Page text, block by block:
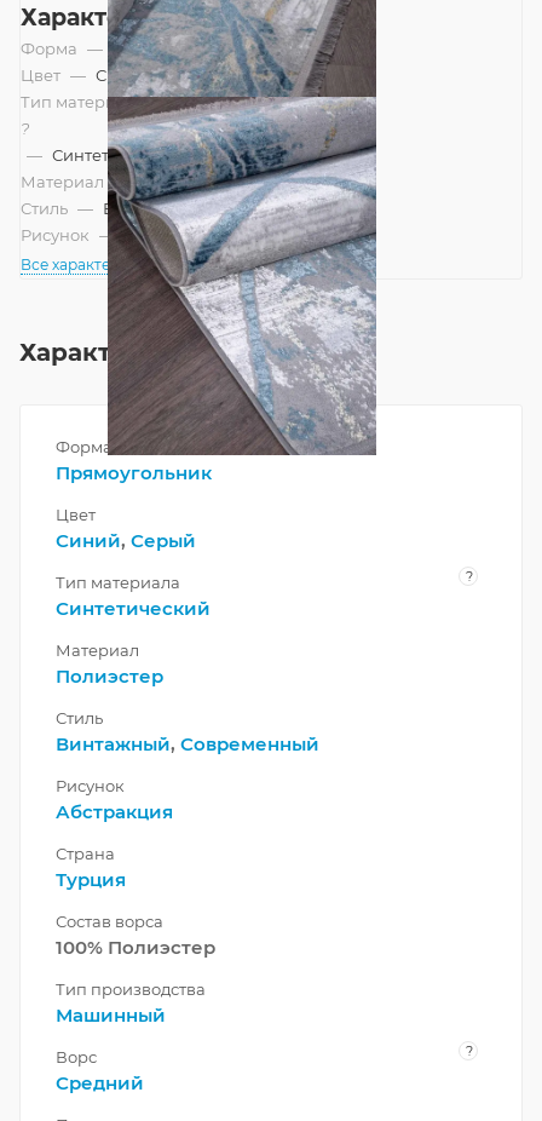
Характеристики
Форма — Прямоугольник
Цвет — Синий, Серый
Тип материала
?
— Синтетический
Материал —
Полиэстер
Стиль — Винтажный, Современный
Рисунок — Абстракция
Все характеристики
Характеристики
Форма
Прямоугольник
Цвет
Синий, Серый
Тип материала ?
Синтетический
Материал
Полиэстер
Стиль
Винтажный, Современный
Рисунок
Абстракция
Страна
Турция
Состав ворса
100% Полиэстер
Тип производства
Машинный
Ворс ?
Средний